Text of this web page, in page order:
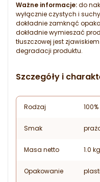
Ważne informacje:do
wyłącznie czystych i
dokładnie zamknąć
dokładnie wymieszać
tłuszczowej jest
degradacji produktu.
Szczegóły i
Rodzaj
Smak
Masa netto 1.0 kg
Opakowanie